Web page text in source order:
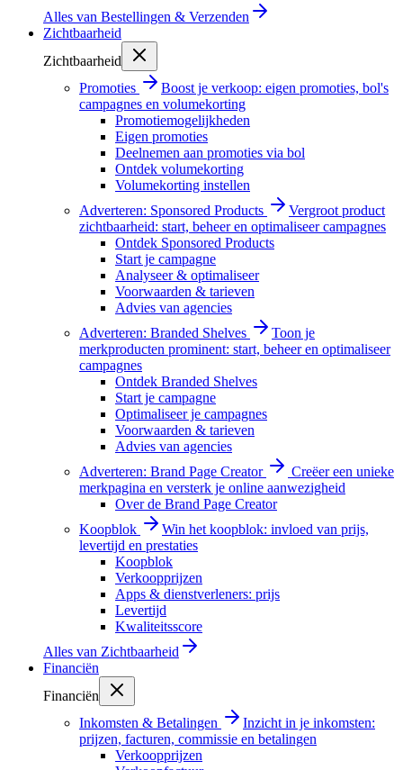
Alles van Bestellingen & Verzenden
Zichtbaarheid
Zichtbaarheid
Promoties
Boost je verkoop: eigen promoties, bol's
campagnes en volumekorting
Promotiemogelijkheden
Eigen promoties
Deelnemen aan promoties via bol
Ontdek volumekorting
Volumekorting instellen
Adverteren: Sponsored Products
Vergroot product
zichtbaarheid: start, beheer en optimaliseer campagnes
Ontdek Sponsored Products
Start je campagne
Analyseer & optimaliseer
Voorwaarden & tarieven
Advies van agencies
Adverteren: Branded Shelves
Toon je
merkproducten prominent: start, beheer en optimaliseer
campagnes
Ontdek Branded Shelves
Start je campagne
Optimaliseer je campagnes
Voorwaarden & tarieven
Advies van agencies
Adverteren: Brand Page Creator
Creëer een unieke
merkpagina en versterk je online aanwezigheid
Over de Brand Page Creator
Koopblok
Win het koopblok: invloed van prijs,
levertijd en prestaties
Koopblok
Verkoopprijzen
Apps & dienstverleners: prijs
Levertijd
Kwaliteitsscore
Alles van Zichtbaarheid
Financiën
Financiën
Inkomsten & Betalingen
Inzicht in je inkomsten:
prijzen, facturen, commissie en betalingen
Verkoopprijzen